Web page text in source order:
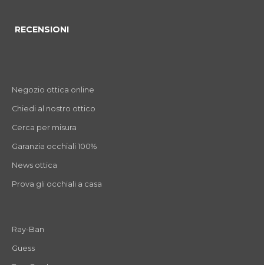
RECENSIONI
Negozio ottica online
Chiedi al nostro ottico
Cerca per misura
Garanzia occhiali 100%
News ottica
Prova gli occhiali a casa
Ray-Ban
Guess